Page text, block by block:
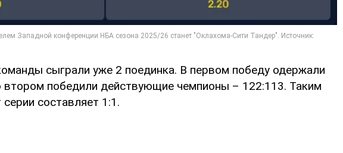
сыграли уже 2 поединка. В первом победу одержали
втором победили действующие чемпионы – 122:113. Таким
составляет 1:1.